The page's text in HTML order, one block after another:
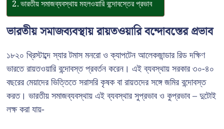
ভারতীয় সমাজব্যবস্থায় মহলওয়ারি বন্দোবস্তের প্রভাব
ভারতীয় সমাজব্যবস্থায় রায়তওয়ারি বন্দোবস্তের প্রভাব
১৮২০ খ্রিস্টাব্দে স্যার টমাস মনরো ও ক্যাপটেন আলেকজান্ডার রিড দক্ষিণ
ভারতে রায়তওয়ারি বন্দোবস্ত প্রবর্তন করেন। এই ব্যবস্থায় সরকার ৩০-৪০
বছরের মেয়াদের ভিত্তিতে সরাসরি কৃষক বা রায়তদের সঙ্গে জমির বন্দোবস্ত
করত। ভারতীয় সমাজব্যবস্থায় এই ব্যবস্থার সুপ্রভাব ও কুপ্রভাব – দুটোই
লক্ষ করা যায়-